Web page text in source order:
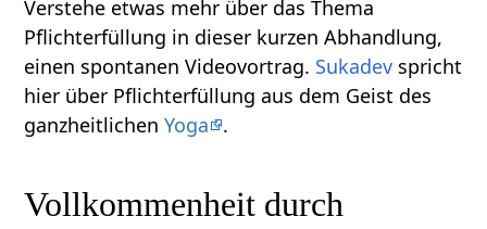
Verstehe etwas mehr über das Thema
Pflichterfüllung‏‎ in dieser kurzen Abhandlung,
einen spontanen Videovortrag. Sukadev spricht
hier über Pflichterfüllung‏‎ aus dem Geist des
ganzheitlichenYoga .
Vollkommenheit durch